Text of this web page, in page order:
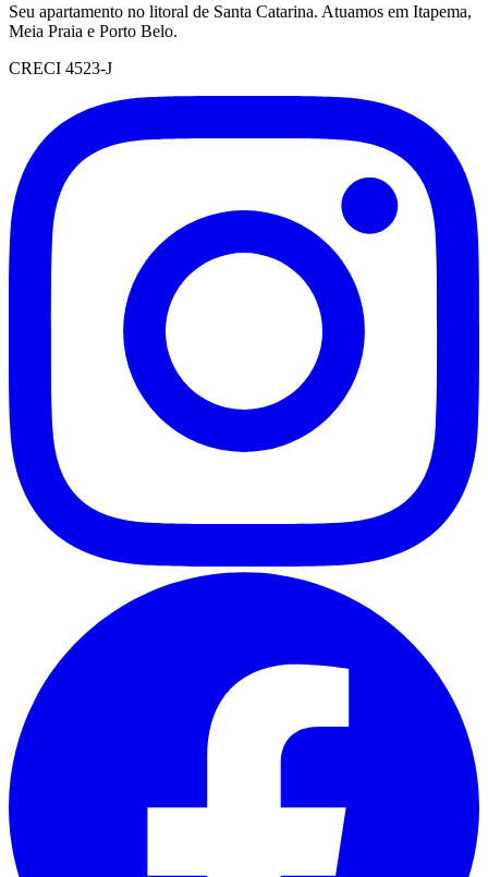
Seu apartamento no litoral de Santa Catarina. Atuamos em Itapema,
Meia Praia e Porto Belo.
CRECI 4523-J